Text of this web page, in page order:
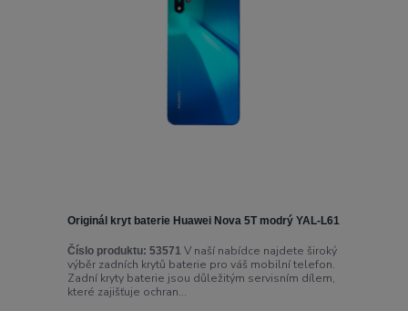
Originál kryt baterie Huawei Nova 5T modrý YAL-L61
Číslo produktu: 53571V naší nabídce najdete široký
výběr zadních krytů baterie pro váš mobilní telefon.
Zadní kryty baterie jsou důležitým servisním dílem,
které zajišťuje ochran...